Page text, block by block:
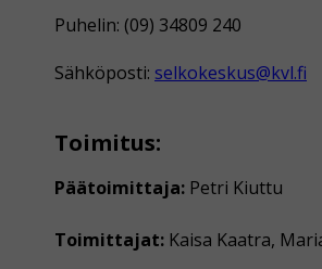
Puhelin: (09) 34809 240
Sähköposti: selkokeskus@kvl.fi
Toimitus:
Päätoimittaja: Petri Kiuttu
Toimittajat: Kaisa Kaatra,